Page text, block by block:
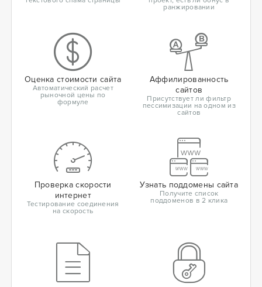
ранжировании
Оценка стоимости сайта
Автоматический расчет
рыночной цены по
формуле
Аффилированность
сайтов
Присутствует ли фильтр
пессимизации на одном из
сайтов
Проверка скорости
интернет
Тестирование соединения
на скорость
Узнать поддомены сайта
Получите список
поддоменов в 2 клика